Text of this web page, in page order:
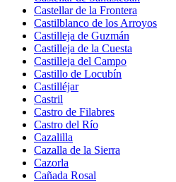
Castellar de la Frontera
Castilblanco de los Arroyos
Castilleja de Guzmán
Castilleja de la Cuesta
Castilleja del Campo
Castillo de Locubín
Castilléjar
Castril
Castro de Filabres
Castro del Río
Cazalilla
Cazalla de la Sierra
Cazorla
Cañada Rosal